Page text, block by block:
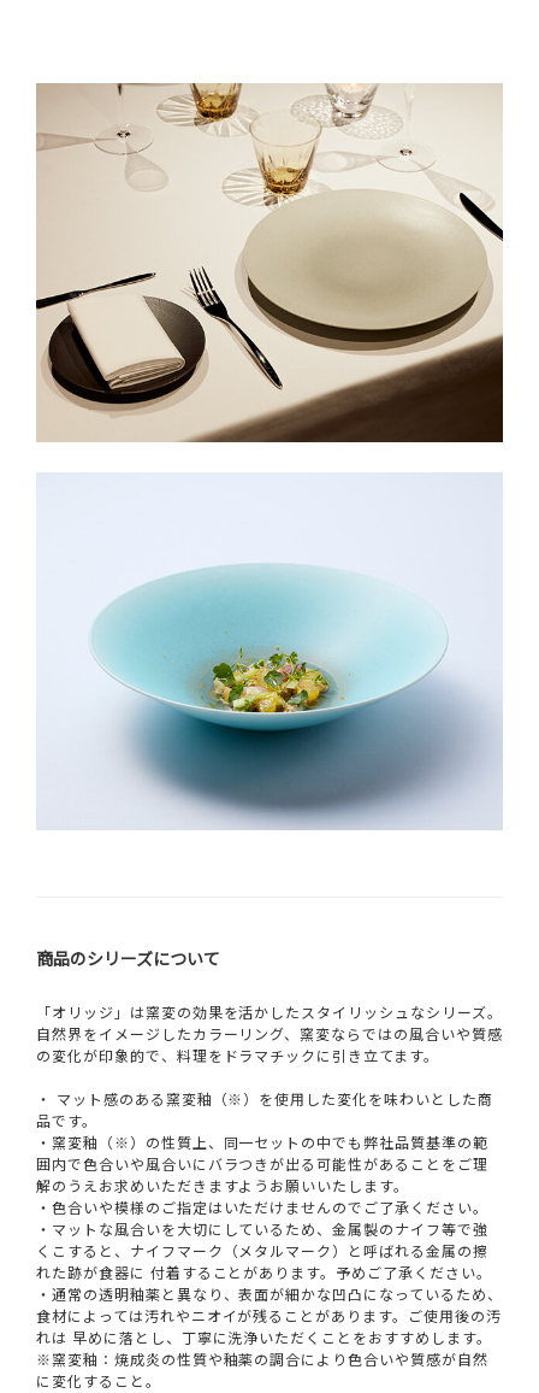
商品のシリーズについて
「オリッジ」は窯変の効果を活かしたスタイリッシュなシリーズ。
自然界をイメージしたカラーリング、窯変ならではの風合いや質感
の変化が印象的で、料理をドラマチックに引き立てます。
・ マット感のある窯変釉（※）を使用した変化を味わいとした商
品です。
・窯変釉（※）の性質上、同一セットの中でも弊社品質基準の範
囲内で色合いや風合いにバラつきが出る可能性があることをご理
解のうえお求めいただきますようお願いいたします。
・色合いや模様のご指定はいただけませんのでご了承ください。
・マットな風合いを大切にしているため、金属製のナイフ等で強
くこすると、ナイフマーク（メタルマーク）と呼ばれる金属の擦
れた跡が食器に 付着することがあります。予めご了承ください。
・通常の透明釉薬と異なり、表面が細かな凹凸になっているため、
食材によっては汚れやニオイが残ることがあります。ご使用後の汚
れは 早めに落とし、丁寧に洗浄いただくことをおすすめします。
※窯変釉：焼成炎の性質や釉薬の調合により色合いや質感が自然
に変化すること。